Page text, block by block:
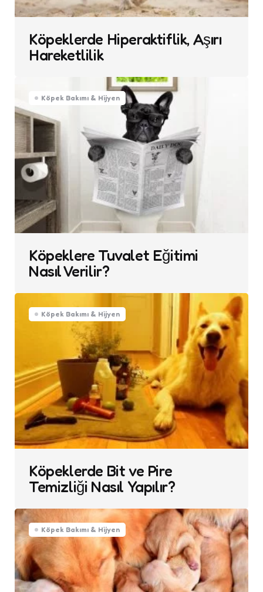
Köpeklerde Hiperaktiflik, Aşırı
Hareketlilik
Köpek Bakımı & Hijyen
Köpeklere Tuvalet Eğitimi
Nasıl Verilir?
Köpek Bakımı & Hijyen
Köpeklerde Bit ve Pire
Temizliği Nasıl Yapılır?
Köpek Bakımı & Hijyen